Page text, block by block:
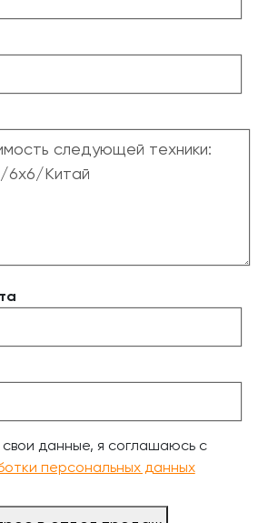
данные, я соглашаюсь с
персональных данных